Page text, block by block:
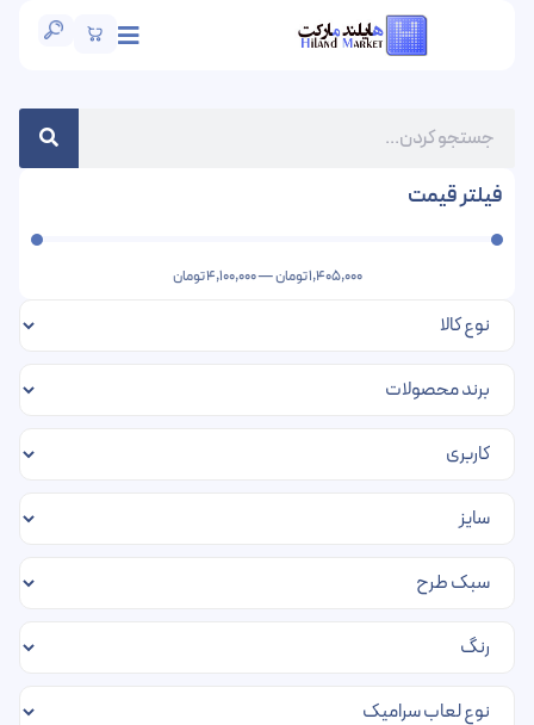
فیلتر قیمت
1,405,000تومان—
4,100,000تومان